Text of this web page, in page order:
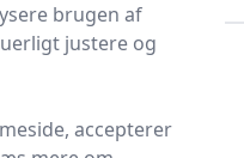
brugen af
justere og
accepterer